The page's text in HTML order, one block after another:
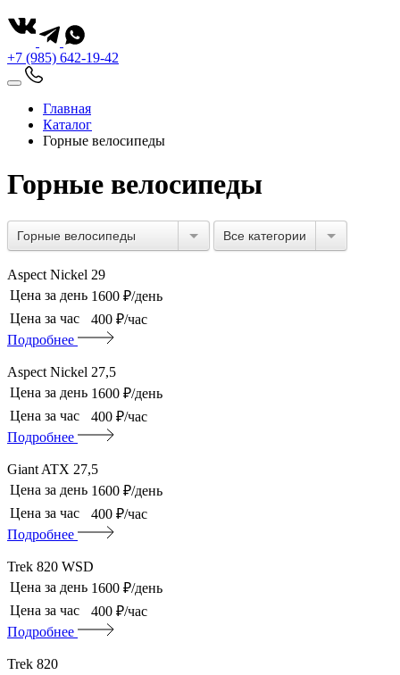
+7 (985) 642-19-42
Главная
Каталог
Горные велосипеды
Горные велосипеды
Горные велосипеды Все категории
Aspect Nickel 29
Цена за день 1600 ₽/день
Цена за час
400 ₽/час
Подробнее
Aspect Nickel 27,5
Цена за день 1600 ₽/день
Цена за час
400 ₽/час
Подробнее
Giant ATX 27,5
Цена за день 1600 ₽/день
Цена за час
400 ₽/час
Подробнее
Trek 820 WSD
Цена за день 1600 ₽/день
Цена за час
400 ₽/час
Подробнее
Trek 820